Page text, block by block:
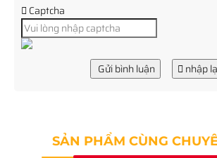
Captcha
Gửi bình luận nhập
SẢN PHẨM CÙNG